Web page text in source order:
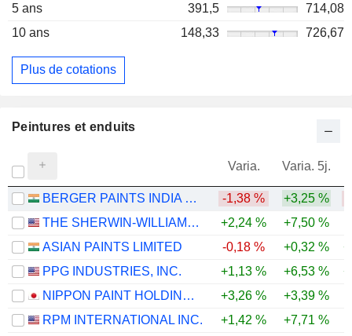
5 ans
391,5
714,08
10 ans
148,33 726,67
Plus de cotations
Peintures et enduits
Varia. Varia. 5j.
BERGER PAINTS INDIA LIMITED -1,38 % +3,25 %
THE SHERWIN-WILLIAMS COMPANY
+2,24 % +7,50 %
ASIAN PAINTS LIMITED
-0,18 % +0,32 %
PPG INDUSTRIES, INC.
+1,13 % +6,53 %
NIPPON PAINT HOLDINGS CO., LTD.
+3,26 % +3,39 %
RPM INTERNATIONAL INC.
+1,42 % +7,71 %